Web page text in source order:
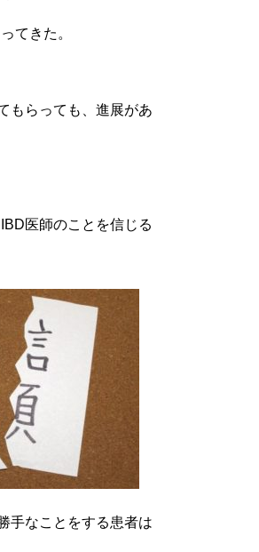
てきた。
もらっても、進展があ
医師のことを信じる
手なことをする患者は